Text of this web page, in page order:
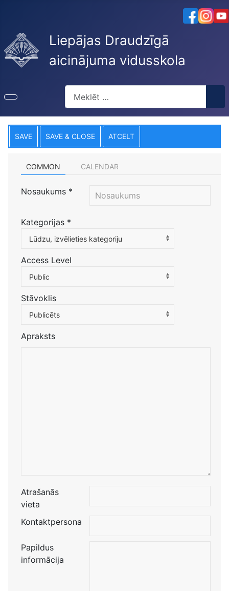
Liepājas Draudzīgā
aicinājuma vidusskola
SAVE SAVE & CLOSE ATCELT
COMMON CALENDAR
Nosaukums *
Kategorijas *
Atlasiet kategoriju, lai filtrētu sarakstu
Lūdzu, izvēlieties kategoriju
Access Level
Public
Stāvoklis
Publicēts
Apraksts
Atrašanās
vieta
Kontaktpersona
Papildus
informācija